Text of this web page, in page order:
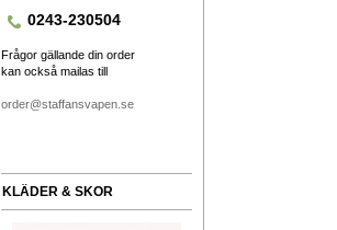
0243-230504
Frågor gällande din order
kan också mailas till
order@staffansvapen.se
KLÄDER & SKOR